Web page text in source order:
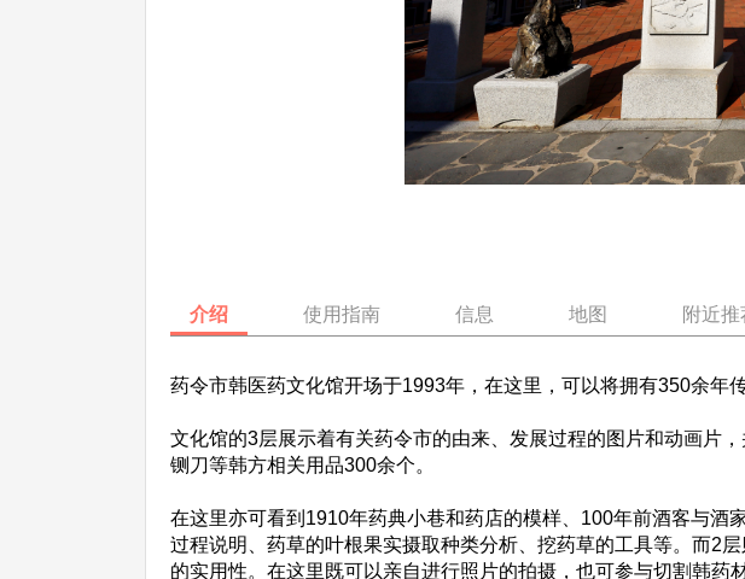
介绍 使用指南 信息 地图 附近
药令市韩医药文化馆开场于1993年，在这里，可以将拥有350余年
文化馆的3层展示着有关药令市的由来、发展过程的图片和动画片
铡刀等韩方相关用品300余个。
在这里亦可看到1910年药典小巷和药店的模样、100年前酒客与
过程说明、药草的叶根果实摄取种类分析、挖药草的工具等。而2
的实用性。在这里既可以亲自进行照片的拍摄，也可参与切割韩